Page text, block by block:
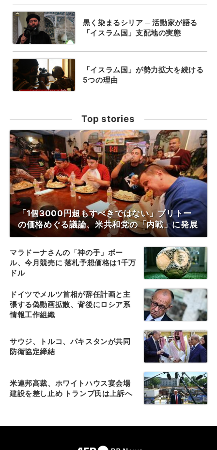
黒く染まるシリア ─ 活動家が語る
「イスラム国」支配地の実態
「イスラム国」が勢力拡大を続ける
5つの理由
Top stories
「1個3000円超もすべきではない」ブリトー
の価格めぐる議論、米共和党の「内戦」に発展
マラドーナさんの「神の手」ボー
ル、今月競売に 落札予想価格は1千万
ドル
ドイツでメルツ首相が辞任計画と主
張する偽動画拡散、背後にロシア系
情報工作組織
サウジ、トルコ、パキスタンが共同
防衛協定締結
米連邦高裁、ホワイトハウス宴会場
建設を差し止め トランプ氏は上訴へ